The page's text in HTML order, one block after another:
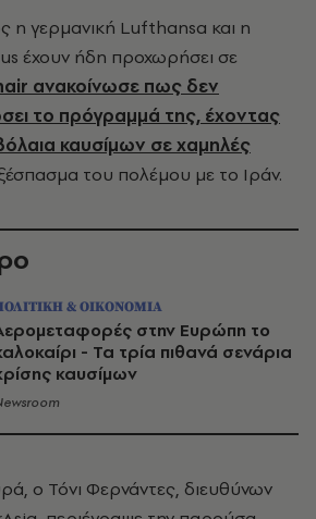
η γερμανική Lufthansa και η
έχουν ήδη προχωρήσει σε
ανακοίνωσε πως δεν
το πρόγραμμά της, έχοντας
καυσίμων σε χαμηλές
του πολέμου με το Ιράν.
& ΟΙΚΟΝΟΜΙΑ
στην Ευρώπη το
- Τα τρία πιθανά σενάρια
καυσίμων
ο Τόνι Φερνάντες, διευθύνων